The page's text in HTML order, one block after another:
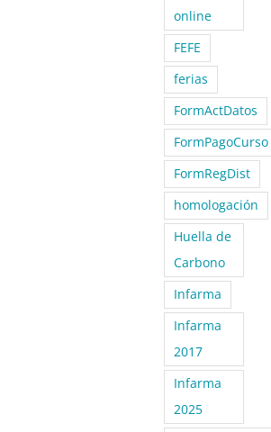
online
FEFE
ferias
FormActDatos
FormPagoCurso
FormRegDist
homologación
Huella de
Carbono
Infarma
Infarma
2017
Infarma
2025